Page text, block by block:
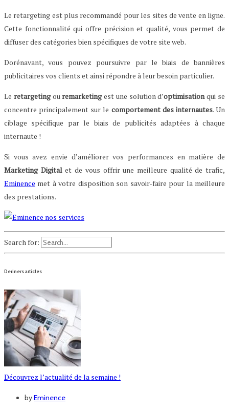
Le retargeting est plus recommandé pour les sites de vente en ligne.
Cette fonctionnalité qui offre précision et qualité, vous permet de
diffuser des catégories bien spécifiques de votre site web.
Dorénavant, vous pouvez poursuivre par le biais de bannières
publicitaires vos clients et ainsi répondre à leur besoin particulier.
Le retargetingouremarketingest une solution d’optimisationqui se
concentre principalement sur le comportement des internautes. Un
ciblage spécifique par le biais de publicités adaptées à chaque
internaute !
Si vous avez envie d’améliorer vos performances en matière de
Marketing Digitalet de vous offrir une meilleure qualité de trafic,
Eminence met à votre disposition son savoir-faire pour la meilleure
des prestations.
Search for:
Deriners articles
Découvrez l’actualité de la semaine !
byEminence